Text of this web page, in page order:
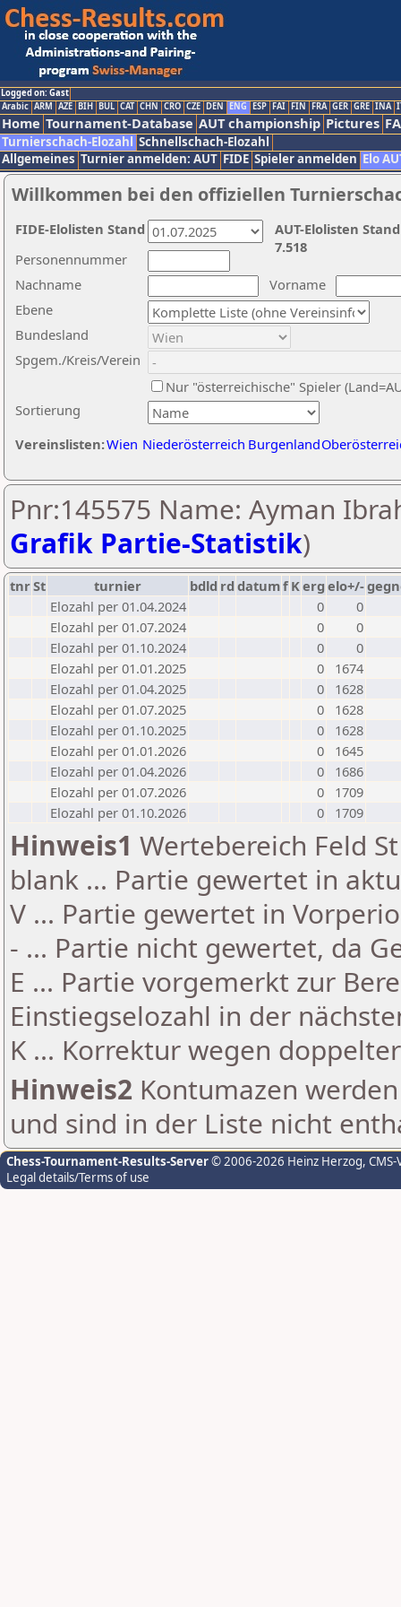
Logged on: Gast
Arabic ARM AZE BIH BUL CAT CHN CRO CZE DEN ENG ESP FAI FIN FRA GER GRE INA
Home Tournament-Database AUT championship Pictures
Turnierschach-Elozahl Schnellschach-Elozahl
Allgemeines Turnier anmelden: AUT FIDE Spieler anmelden Elo
Willkommen bei den offiziellen
Nachname
Vorname
Ebene
Sortierung
Personennummer
Bundesland
Spgem./Kreis/Verein
Nur "österreichische" Spieler
Vereinslisten:Wien Niederösterreich Burgenland
AUT-Elolisten
7.518
FIDE-Elolisten Stand
Pnr:145575 Name: Ayman
Grafik Partie-Statistik)
tnrSt turnier bdld rd datumf Kerg elo+/-
Elozahl per 01.04.2024
0
0
Elozahl per 01.07.2024
0
0
Elozahl per 01.10.2024
0
0
Elozahl per 01.01.2025
0
1674
Elozahl per 01.04.2025
0
1628
Elozahl per 01.07.2025
0
1628
Elozahl per 01.10.2025
0
1628
Elozahl per 01.01.2026
0
1645
Elozahl per 01.04.2026
0
1686
Elozahl per 01.07.2026
0
1709
Elozahl per 01.10.2026
0 1709
Hinweis1 Wertebereich Feld
blank ... Partie gewertet in
V ... Partie gewertet in
- ... Partie nicht gewertet, da
E ... Partie vorgemerkt zur
Einstiegselozahl in der
K ... Korrektur wegen
Hinweis2 Kontumazen
und sind in der Liste nicht
Chess-Tournament-Results-Server© 2006-2026 Heinz Herzog,
Legal details/Terms of use